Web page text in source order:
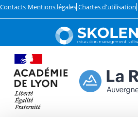
Contacts Mentions légales Chartes d'utilisation